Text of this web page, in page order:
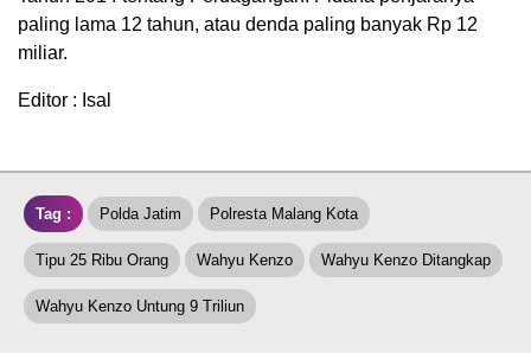
paling lama 12 tahun, atau denda paling banyak Rp 12
miliar.
Editor : Isal
Tag : Polda Jatim Polresta Malang Kota
Tipu 25 Ribu Orang Wahyu Kenzo Wahyu Kenzo Ditangkap
Wahyu Kenzo Untung 9 Triliun